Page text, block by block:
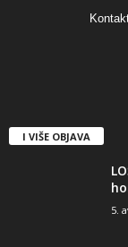
I VIŠE OBJAVA
5.